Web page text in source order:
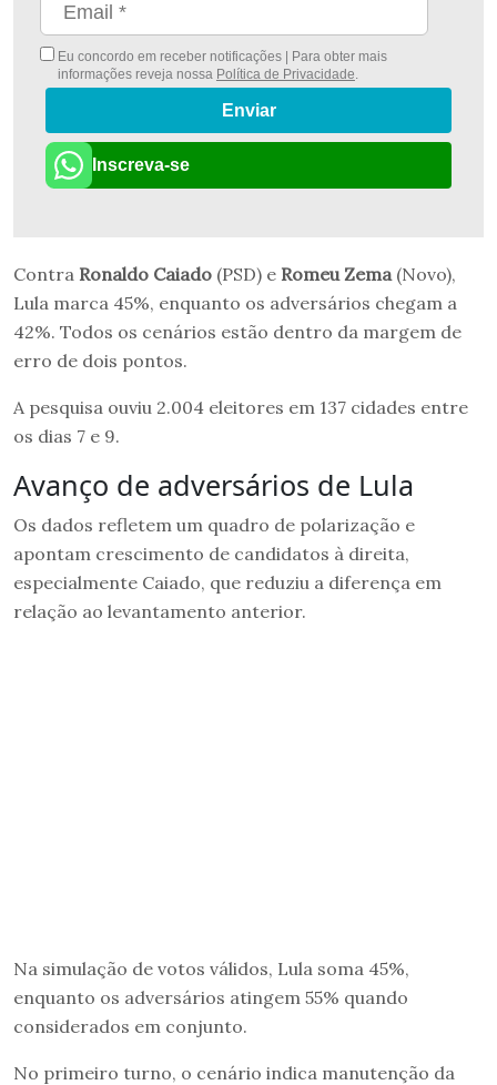
Eu concordo em receber notificações | Para obter mais
informações reveja nossa Política de Privacidade.
Enviar
Inscreva-se
Contra Ronaldo Caiado (PSD) e Romeu Zema (Novo),
Lula marca 45%, enquanto os adversários chegam a
42%. Todos os cenários estão dentro da margem de
erro de dois pontos.
A pesquisa ouviu 2.004 eleitores em 137 cidades entre
os dias 7 e 9.
Avanço de adversários de Lula
Os dados refletem um quadro de polarização e
apontam crescimento de candidatos à direita,
especialmente Caiado, que reduziu a diferença em
relação ao levantamento anterior.
Na simulação de votos válidos, Lula soma 45%,
enquanto os adversários atingem 55% quando
considerados em conjunto.
No primeiro turno, o cenário indica manutenção da